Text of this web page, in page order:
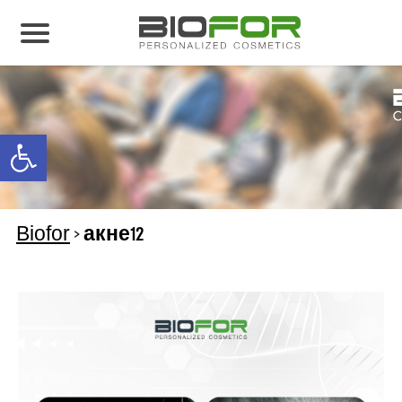
Open toolbar
О нас
Продукция
Результаты лечения
Свяжитесь с нами
Biofor >акне12